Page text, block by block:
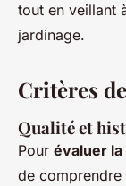
tout en veillant
jardinage.
Critères
Qualité et
Pour évaluer
de comprendre